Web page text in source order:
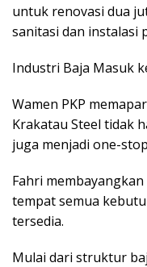
untuk renovasi dua
sanitasi dan instalasi
Industri Baja Masuk
Wamen PKP
Krakatau Steel tidak
juga menjadi one-
Fahri
tempat semua
tersedia.
Mulai dari struktur